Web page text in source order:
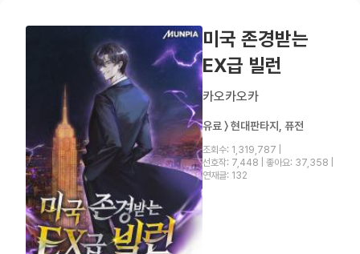
미국 존경받는
EX급 빌런
카오카오카
유료 〉 현대판타지, 퓨전
조회수: 1,319,787
선호작: 7,448
좋아요: 37,358
연재글: 132